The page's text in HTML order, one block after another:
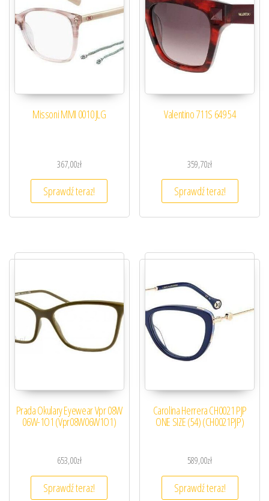
Missoni MMI 0010 JLG
367,00zł
Sprawdź teraz!
Valentino 711S 649 54
359,70zł
Sprawdź teraz!
Prada Okulary Eyewear Vpr 08W
06W-1O1 (Vpr08W06W1O1)
653,00zł
Sprawdź teraz!
Carolina Herrera CH0021 PJP
ONE SIZE (54) (CH0021PJP)
589,00zł
Sprawdź teraz!